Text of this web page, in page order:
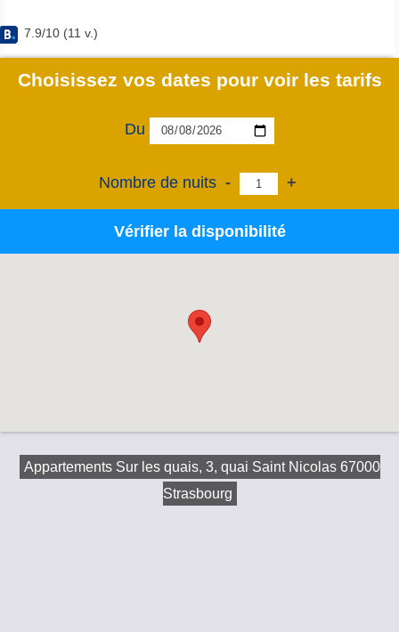
7.9/10 (11 v.)
Choisissez vos dates pour voir les tarifs
Du
Nombre de nuits - +
Vérifier la disponibilité
Appartements Sur les quais, 3, quai Saint Nicolas 67000
Strasbourg